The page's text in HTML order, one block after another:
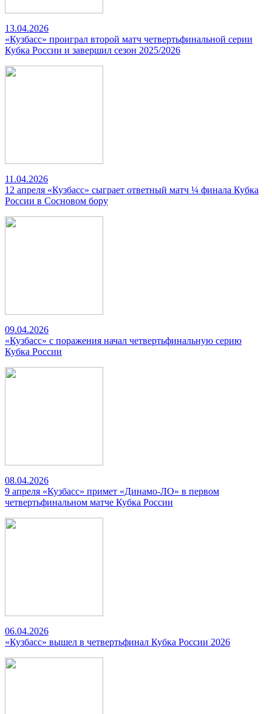
13.04.2026
«Кузбасс» проиграл второй матч четвертьфинальной серии
Кубка России и завершил сезон 2025/2026
11.04.2026
12 апреля «Кузбасс» сыграет ответный матч ¼ финала Кубка
России в Сосновом бору
09.04.2026
«Кузбасс» с поражения начал четвертьфинальную серию
Кубка России
08.04.2026
9 апреля «Кузбасс» примет «Динамо-ЛО» в первом
четвертьфинальном матче Кубка России
06.04.2026
«Кузбасс» вышел в четвертьфинал Кубка России 2026